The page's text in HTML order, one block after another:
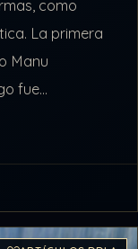
como
La primera
Manu
fue